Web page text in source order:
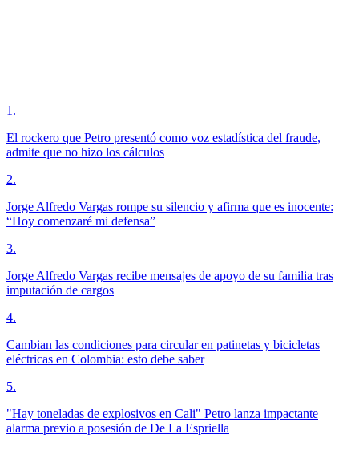
1 .
El rockero que Petro presentó como voz estadística del fraude,
admite que no hizo los cálculos
2.
Jorge Alfredo Vargas rompe su silencio y afirma que es inocente:
“Hoy comenzaré mi defensa”
3.
Jorge Alfredo Vargas recibe mensajes de apoyo de su familia tras
imputación de cargos
4.
Cambian las condiciones para circular en patinetas y bicicletas
eléctricas en Colombia: esto debe saber
5.
"Hay toneladas de explosivos en Cali" Petro lanza impactante
alarma previo a posesión de De La Espriella